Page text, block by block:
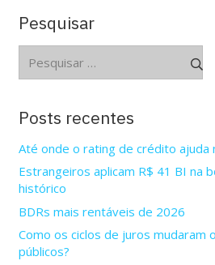
Pesquisar
por:
Posts recentes
Até onde o rating de crédito ajuda
Estrangeiros aplicam R$ 41 BI na
histórico
BDRs mais rentáveis de 2026
Como os ciclos de juros mudaram
públicos?